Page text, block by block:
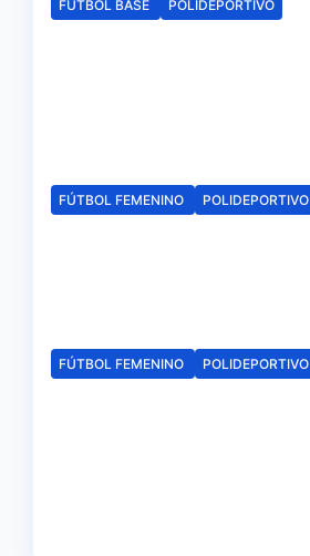
FÚTBOL BASE POLIDEPORTIVO
FÚTBOL FEMENINO POLIDEPORTIVO
FÚTBOL FEMENINO POLIDEPORTIVO